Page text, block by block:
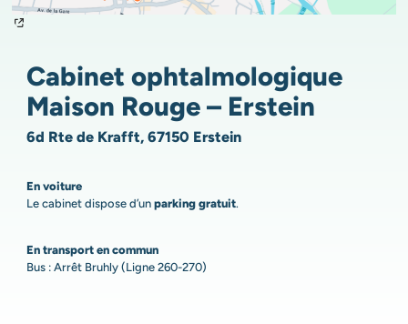
Cabinet ophtalmologique
Maison Rouge – Erstein
6d Rte de Krafft, 67150 Erstein
En voiture
Le cabinet dispose d’unparking gratuit.
En transport en commun
Bus : Arrêt Bruhly (Ligne 260-270)